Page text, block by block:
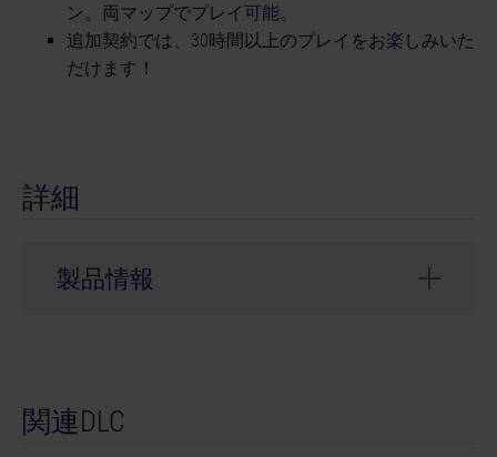
ン。両マップでプレイ可能。
追加契約では、30時間以上のプレイをお楽しみいた
だけます！
詳細
製品情報
関連DLC